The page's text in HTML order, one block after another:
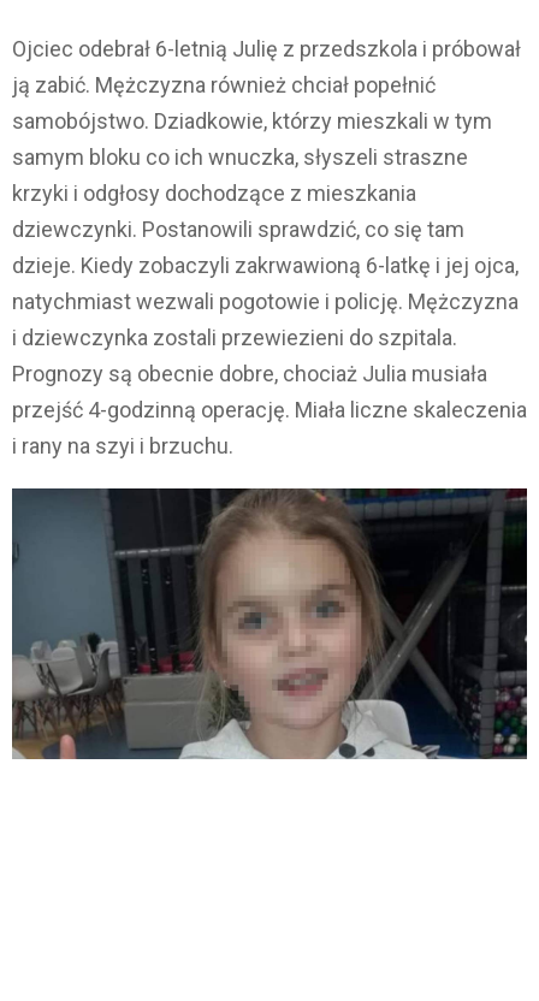
Ojciec odebrał 6-letnią Julię z przedszkola i próbował
ją zabić. Mężczyzna również chciał popełnić
samobójstwo. Dziadkowie, którzy mieszkali w tym
samym bloku co ich wnuczka, słyszeli straszne
krzyki i odgłosy dochodzące z mieszkania
dziewczynki. Postanowili sprawdzić, co się tam
dzieje. Kiedy zobaczyli zakrwawioną 6-latkę i jej ojca,
natychmiast wezwali pogotowie i policję. Mężczyzna
i dziewczynka zostali przewiezieni do szpitala.
Prognozy są obecnie dobre, chociaż Julia musiała
przejść 4-godzinną operację. Miała liczne skaleczenia
i rany na szyi i brzuchu.